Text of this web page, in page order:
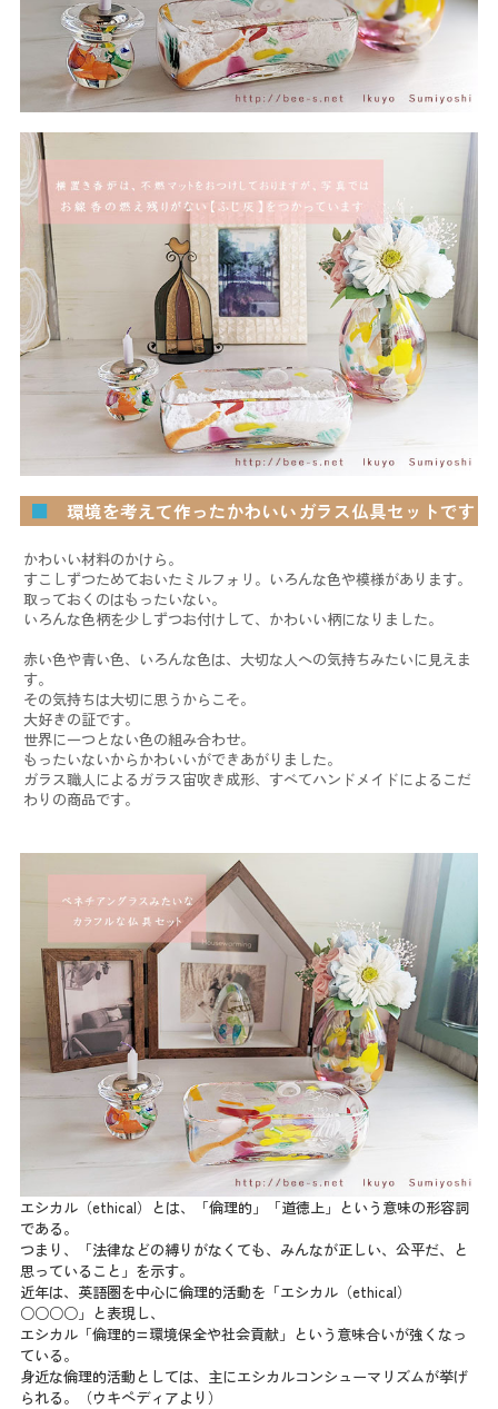
■ 環境を考えて作ったかわいいガラス仏具セットです
かわいい材料のかけら。
すこしずつためておいたミルフォリ。いろんな色や模様があります。
取っておくのはもったいない。
いろんな色柄を少しずつお付けして、かわいい柄になりました。
赤い色や青い色、いろんな色は、大切な人への気持ちみたいに見えま
す。
その気持ちは大切に思うからこそ。
大好きの証です。
世界に一つとない色の組み合わせ。
もったいないからかわいいができあがりました。
ガラス職人によるガラス宙吹き成形、すべてハンドメイドによるこだ
わりの商品です。
エシカル（ethical）とは、「倫理的」「道徳上」という意味の形容詞
である。
つまり、「法律などの縛りがなくても、みんなが正しい、公平だ、と
思っていること」を示す。
近年は、英語圏を中心に倫理的活動を「エシカル（ethical）
○○○○」と表現し、
エシカル「倫理的=環境保全や社会貢献」という意味合いが強くなっ
ている。
身近な倫理的活動としては、主にエシカルコンシューマリズムが挙げ
られる。（ウキペディアより）